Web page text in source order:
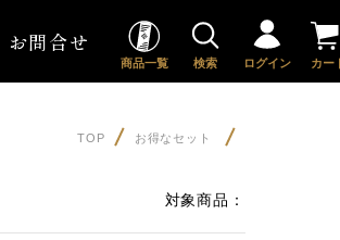
お問合せ
商品一覧 検索 ログイン カー
TOP お得なセット
対象商品：